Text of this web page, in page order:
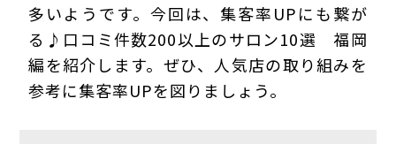
多いようです。今回は、集客率UPにも繋が
る♪口コミ件数200以上のサロン10選 福岡
編を紹介します。ぜひ、人気店の取り組みを
参考に集客率UPを図りましょう。